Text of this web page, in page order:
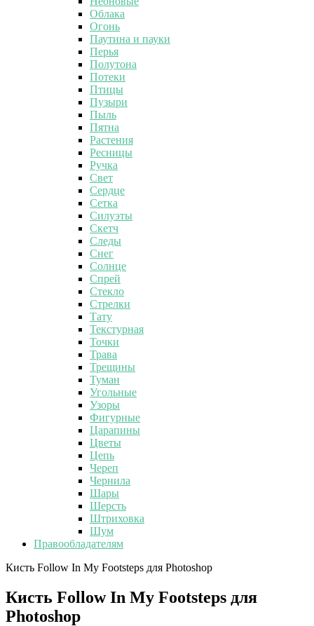
Облака
Огонь
Паутина и пауки
Перья
Полутона
Потеки
Птицы
Пузыри
Пыль
Пятна
Растения
Ресницы
Ручка
Свет
Сердце
Сетка
Силуэты
Скетч
Следы
Снег
Солнце
Спрей
Стекло
Стрелки
Тату
Текстурная
Точки
Трава
Трещины
Туман
Угольные
Узоры
Фигурные
Царапины
Цветы
Цепь
Череп
Чернила
Шары
Шерсть
Штриховка
Шум
Правообладателям
Кисть Follow In My Footsteps для Photoshop
Кисть Follow In My Footsteps для
Photoshop